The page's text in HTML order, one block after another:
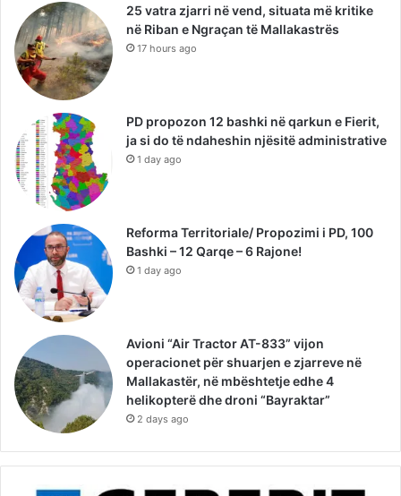
25 vatra zjarri në vend, situata më kritike
në Riban e Ngraçan të Mallakastrës
17 hours ago
PD propozon 12 bashki në qarkun e Fierit,
ja si do të ndaheshin njësitë administrative
1 day ago
Reforma Territoriale/ Propozimi i PD, 100
Bashki – 12 Qarqe – 6 Rajone!
1 day ago
Avioni “Air Tractor AT-833” vijon
operacionet për shuarjen e zjarreve në
Mallakastër, në mbështetje edhe 4
helikopterë dhe droni “Bayraktar”
2 days ago